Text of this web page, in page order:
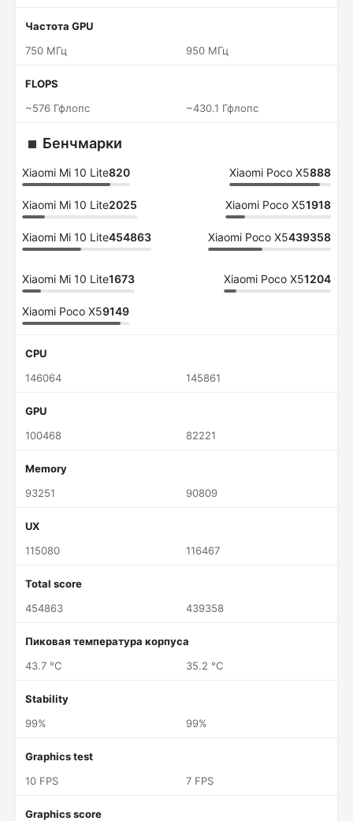
Частота GPU
750 МГц
950 МГц
FLOPS
~576 Гфлопс
~430.1 Гфлопс
Бенчмарки
Xiaomi Mi 10 Lite820 Xiaomi Poco X5888
Xiaomi Mi 10 Lite2025 Xiaomi Poco X51918
Xiaomi Mi 10 Lite454863 Xiaomi Poco X5439358
Xiaomi Mi 10 Lite1673 Xiaomi Poco X51204
Xiaomi Poco X59149
CPU
146064
145861
GPU
100468
82221
Memory
93251
90809
UX
115080
116467
Total score
454863
439358
Пиковая температура корпуса
43.7 °C
35.2 °C
Stability
99%
99%
Graphics test
10 FPS
7 FPS
Graphics score